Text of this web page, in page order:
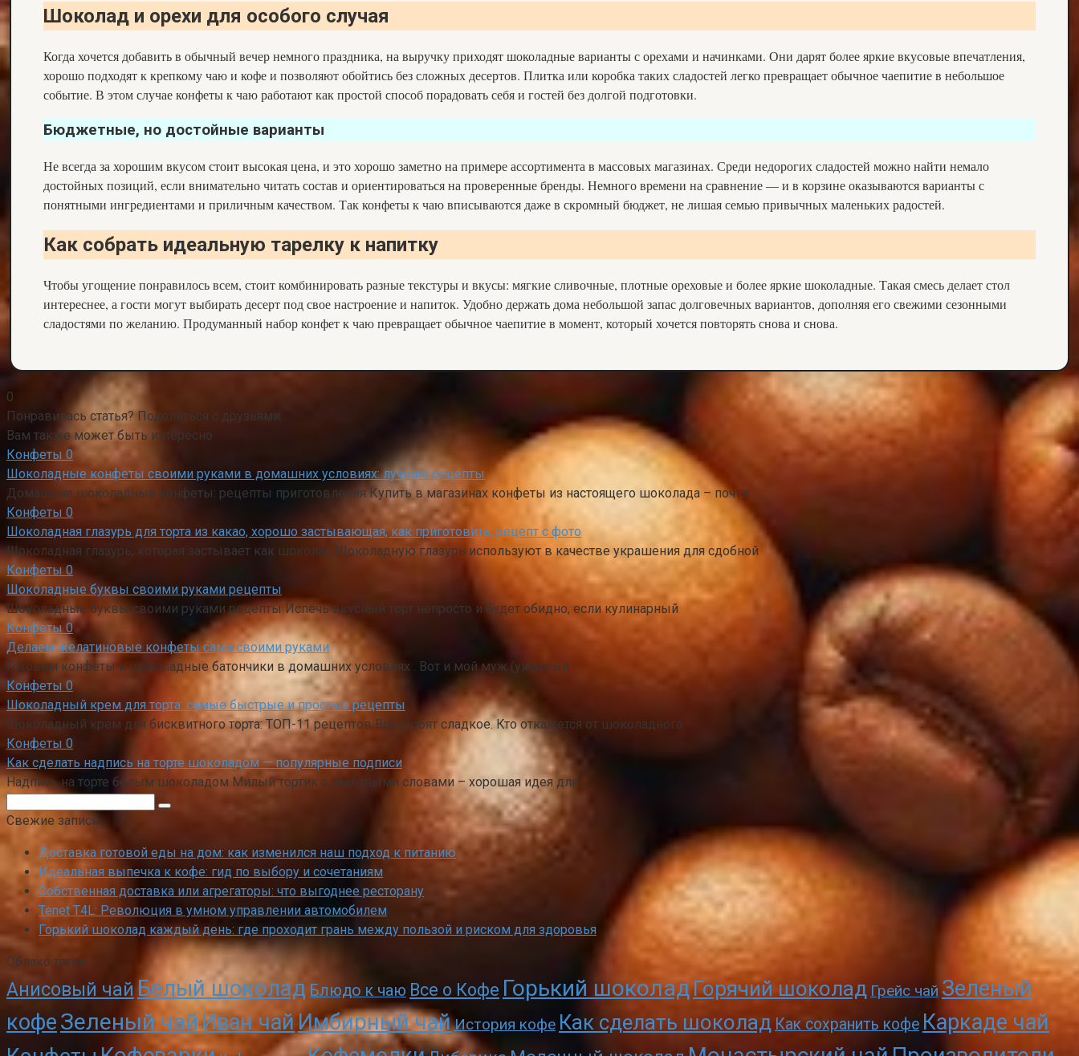
Шоколад и орехи для особого случая
Когда хочется добавить в обычный вечер немного праздника, на выручку приходят шоколадные варианты с орехами и начинками. Они дарят более яркие вкусовые впечатления,
хорошо подходят к крепкому чаю и кофе и позволяют обойтись без сложных десертов. Плитка или коробка таких сладостей легко превращает обычное чаепитие в небольшое
событие. В этом случае конфеты к чаю работают как простой способ порадовать себя и гостей без долгой подготовки.
Бюджетные, но достойные варианты
Не всегда за хорошим вкусом стоит высокая цена, и это хорошо заметно на примере ассортимента в массовых магазинах. Среди недорогих сладостей можно найти немало
достойных позиций, если внимательно читать состав и ориентироваться на проверенные бренды. Немного времени на сравнение — и в корзине оказываются варианты с
понятными ингредиентами и приличным качеством. Так конфеты к чаю вписываются даже в скромный бюджет, не лишая семью привычных маленьких радостей.
Как собрать идеальную тарелку к напитку
Чтобы угощение понравилось всем, стоит комбинировать разные текстуры и вкусы: мягкие сливочные, плотные ореховые и более яркие шоколадные. Такая смесь делает стол
интереснее, а гости могут выбирать десерт под свое настроение и напиток. Удобно держать дома небольшой запас долговечных вариантов, дополняя его свежими сезонными
сладостями по желанию. Продуманный набор конфет к чаю превращает обычное чаепитие в момент, который хочется повторять снова и снова.
0
Понравилась статья? Поделиться с друзьями:
Вам также может быть интересно
Конфеты 0
Шоколадные конфеты своими руками в домашних условиях: лучшие рецепты
Домашние шоколадные конфеты: рецепты приготовления Купить в магазинах конфеты из настоящего шоколада – почти
Конфеты 0
Шоколадная глазурь для торта из какао, хорошо застывающая, как приготовить, рецепт с фото
Шоколадная глазурь, которая застывает как шоколад Шоколадную глазурь используют в качестве украшения для сдобной
Конфеты 0
Шоколадные буквы своими руками рецепты
Шоколадные буквы своими руками рецепты Испечь вкусный торт непросто и будет обидно, если кулинарный
Конфеты 0
Делаем желатиновые конфеты сами своими руками
Готовим конфеты и шоколадные батончики в домашних условиях . Вот и мой муж (ужасный
Конфеты 0
Шоколадный крем для торта: самые быстрые и простые рецепты
Шоколадный крем для бисквитного торта: ТОП-11 рецептов Все любят сладкое. Кто откажется от шоколадного
Конфеты 0
Как сделать надпись на торте шоколадом — популярные подписи
Надпись на торте белым шоколадом Милый тортик с заветными словами – хорошая идея для
Поиск:
Свежие записи
Доставка готовой еды на дом: как изменился наш подход к питанию
Идеальная выпечка к кофе: гид по выбору и сочетаниям
Собственная доставка или агрегаторы: что выгоднее ресторану
Tenet T4L: Революция в умном управлении автомобилем
Горький шоколад каждый день: где проходит грань между пользой и риском для здоровья
Облако тегов
Анисовый чай Белый шоколад Блюдо к чаю Все о Кофе Горький шоколадГорячий шоколад Грейс чай Зеленый
кофеЗеленый чайИван чайИмбирный чайИстория кофе Как сделать шоколад Как сохранить кофе Каркаде чай